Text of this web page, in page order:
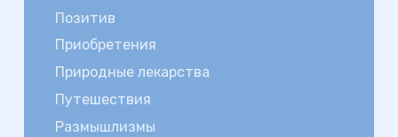
Позитив
Приобретения
Природные лекарства
Путешествия
Размышлизмы